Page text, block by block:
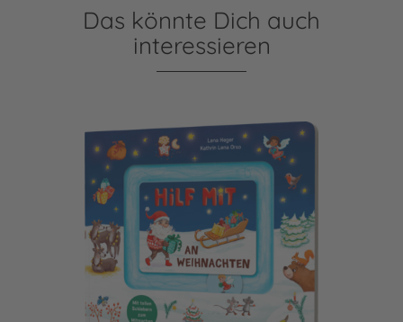
Das könnte Dich auch
interessieren
Meine Schiebebahn-Pappe: Hilf mit an Weihnachten